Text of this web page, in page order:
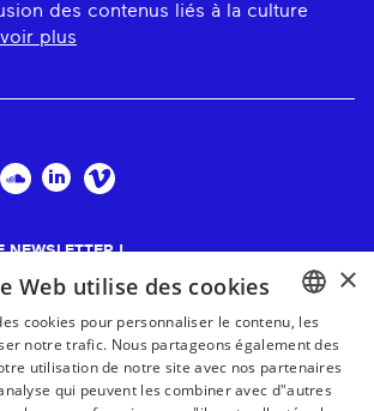
des contenus liés à la culture
plus
NEWSLETTER !
BASQUE
FRENCH
×
Web utilise des cookies
cookies pour personnaliser le contenu, les
notre trafic. Nous partageons également des
utilisation de notre site avec nos partenaires
qui peuvent les combiner avec d"autres